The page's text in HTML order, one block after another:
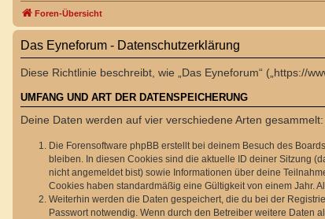
Foren-Übersicht
Das Eyneforum - Datenschutzerklärung
Diese Richtlinie beschreibt, wie „Das Eyneforum“ („https://
UMFANG UND ART DER DATENSPEICHERUNG
Deine Daten werden auf vier verschiedene Arten gesammelt:
Die Forensoftware phpBB erstellt bei deinem Besuch des
bleiben. In diesen Cookies sind die aktuelle ID deiner Sitzung
nicht angemeldet bist) sowie Informationen über deine
Cookies haben standardmäßig eine Gültigkeit von einem Jahr.
Weiterhin werden die Daten gespeichert, die du bei der
Passwort notwendig. Wenn durch den Betreiber weitere Daten